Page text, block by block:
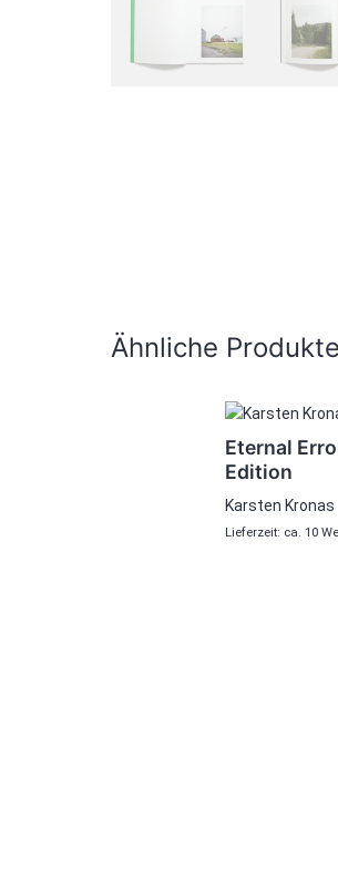
Ähnliche Produkte
Eternal
Edition
Karsten Kronas
Lieferzeit: ca. 10
Dieses
Produkt
weist
Varianten
auf.